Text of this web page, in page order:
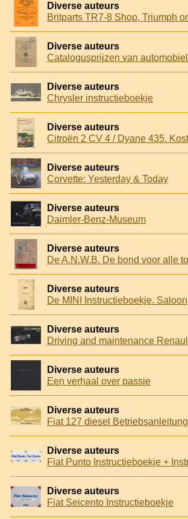
Diverse auteurs
Diverse auteurs
Diverse auteurs
Chrysler instructieboekje
Diverse auteurs
Diverse auteurs
Corvette: Yesterday & Today
Diverse auteurs
Daimler-Benz-Museum
Diverse auteurs
Diverse auteurs
Diverse auteurs
Diverse auteurs
Een verhaal over passie
Diverse auteurs
Fiat 127 diesel Betriebsanleitung
Diverse auteurs
Diverse auteurs
Fiat Seicento Instructieboekje